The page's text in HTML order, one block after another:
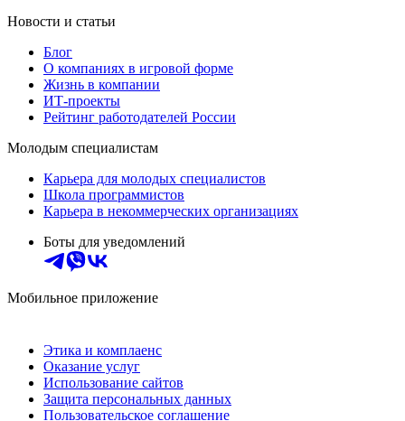
Новости и статьи
Блог
О компаниях в игровой форме
Жизнь в компании
ИТ-проекты
Рейтинг работодателей России
Молодым специалистам
Карьера для молодых специалистов
Школа программистов
Карьера в некоммерческих организациях
Боты для уведомлений
Мобильное приложение
Этика и комплаенс
Оказание услуг
Использование сайтов
Защита персональных данных
Пользовательское соглашение